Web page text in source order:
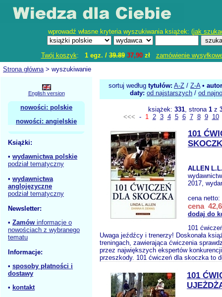
wprowadź własne kryteria wyszukiwania książek: (jak
Twój koszyk: 1 egz. /39.89 37,90zł
zamówienie
Strona główna> wyszukiwanie
English version
nowości: polskie
nowości: angielskie
Książki:
• wydawnictwa polskie
podział tematyczny
• wydawnictwa
anglojęzyczne
podział tematyczny
Newsletter:
• Zamów informacje o
nowościach z wybranego
tematu
Informacje:
• sposoby płatności i
dostawy
• kontakt
sortuj według tytułów: A-Z / Z-A•
daty: od najstarszych / od
książek: 331, strona 1z
<<< - 1 2 3 4 5 6 7 8 9 10
101
ALLEN
2017,
cena netto:
cena
dodaj do
101
Uwaga jeźdźcy i trenerzy! Doskonała
treningach, zawierająca ćwiczenia
przez największych ekspertów
przeszkody. 101 ćwiczeń dla skoczka to
101